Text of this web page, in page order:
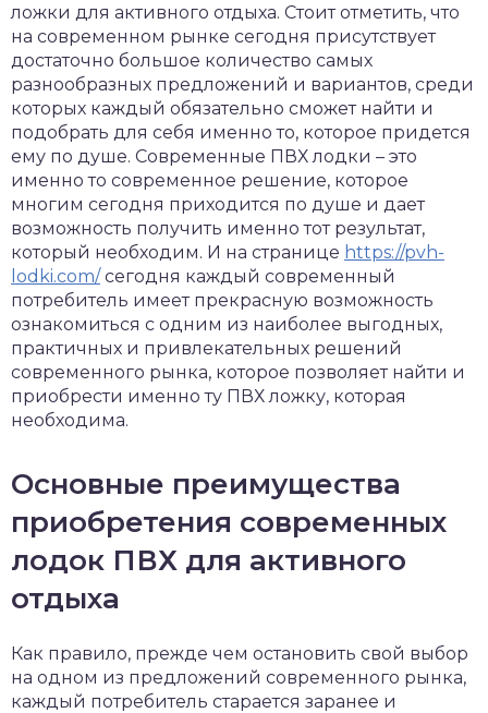
ложки для активного отдыха. Стоит отметить, что
на современном рынке сегодня присутствует
достаточно большое количество самых
разнообразных предложений и вариантов, среди
которых каждый обязательно сможет найти и
подобрать для себя именно то, которое придется
ему по душе. Современные ПВХ лодки – это
именно то современное решение, которое
многим сегодня приходится по душе и дает
возможность получить именно тот результат,
который необходим. И на странице https://pvh-
lodki.com/сегодня каждый современный
потребитель имеет прекрасную возможность
ознакомиться с одним из наиболее выгодных,
практичных и привлекательных решений
современного рынка, которое позволяет найти и
приобрести именно ту ПВХ ложку, которая
необходима.
Основные преимущества
приобретения современных
лодок ПВХ для активного
отдыха
Как правило, прежде чем остановить свой выбор
на одном из предложений современного рынка,
каждый потребитель старается заранее и